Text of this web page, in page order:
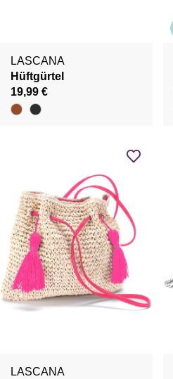
LASCANA
Hüftgürtel
19,99 €
LASCANA